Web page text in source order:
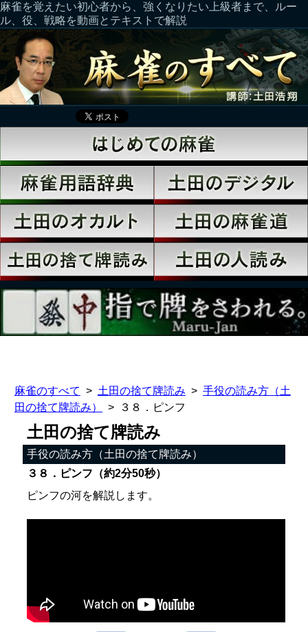
麻雀を覚えたい初心者から、強くなりたい上級者まで、ルー
ル、役、戦略を動画とテキストで解説
麻雀のすべて 土田の捨て牌読み
手役の読み方（土
田の捨て牌読み）
３８．ピンフ
土田の捨て牌読み
手役の読み方（土田の捨て牌読み）
３８．ピンフ（約2分50秒）
ピンフの河を解説します。